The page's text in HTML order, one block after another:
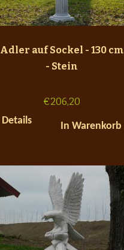
Adler auf Sockel - 130 cm
- Stein
€206,20
Details
In Warenkorb